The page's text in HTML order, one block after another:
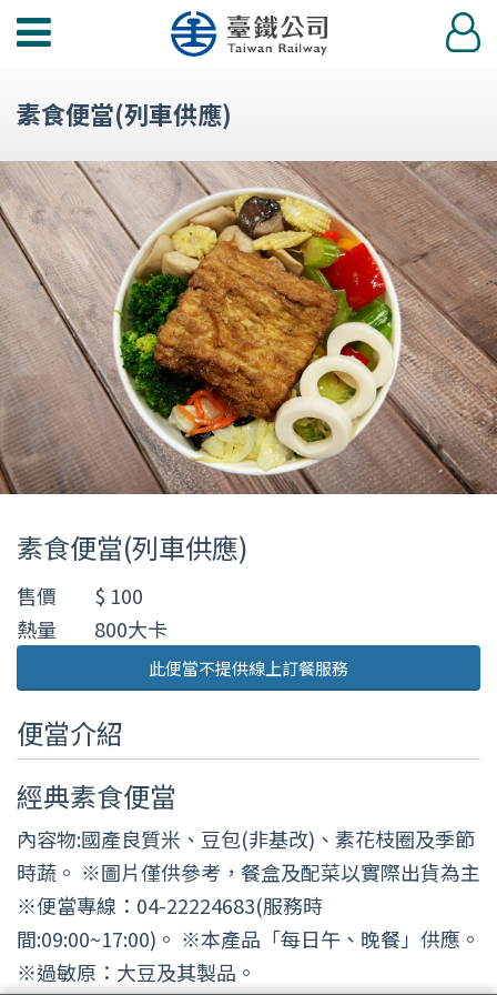
功
單
登
入
素食便當(列車供應)
素食便當(列車供應)
售價
$ 100
熱量
800大卡
此便當不提供線上訂餐服務
便當介紹
經典素食便當
內容物:國產良質米、豆包(非基改)、素花枝圈及季節
時蔬。 ※圖片僅供參考，餐盒及配菜以實際出貨為主
※便當專線：04-22224683(服務時
間:09:00~17:00)。 ※本產品「每日午、晚餐」供應。
※過敏原：大豆及其製品。